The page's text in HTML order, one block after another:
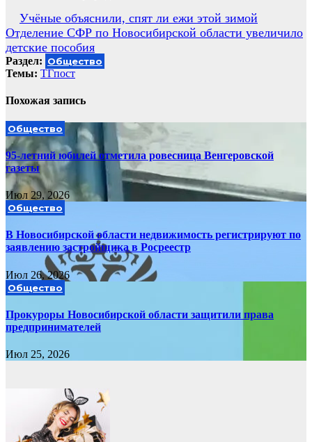
Навигация
по
записям
Учёные объяснили, спят ли ежи этой зимой
Отделение СФР по Новосибирской области увеличило
детские пособия
Раздел: Общество
Темы: ТГпост
Похожая запись
Общество
95-летний юбилей отметила ровесница Венгеровской
газеты
Июл 29, 2026
Общество
В Новосибирской области недвижимость регистрируют по
заявлению застройщика в Росреестр
Июл 26, 2026
Общество
Прокуроры Новосибирской области защитили права
предпринимателей
Июл 25, 2026